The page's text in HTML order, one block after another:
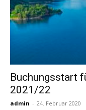
Buchungsstart
2021/22
admin - 24. Februar 2020